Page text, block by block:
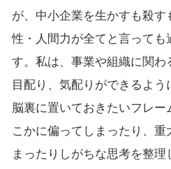
が、中小企業を生かすも殺す
性・人間力が全てと言っても
す。私は、事業や組織に関わ
目配り、気配りができるよ
脳裏に置いておきたいフレ
こかに偏ってしまったり、
まったりしがちな思考を整